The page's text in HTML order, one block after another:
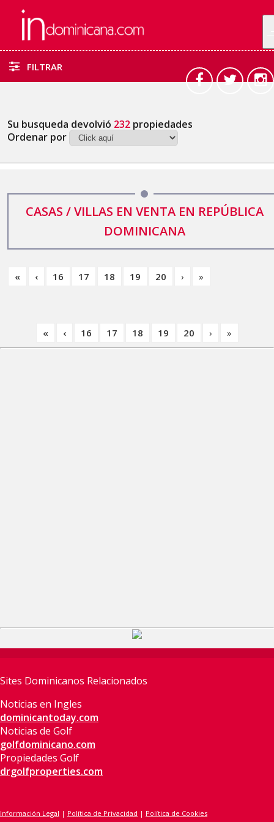
FILTRAR
Su busqueda devolvió 232 propiedades
Ordenar por
CASAS / VILLAS EN VENTA EN REPÚBLICA
DOMINICANA
« ‹ 16 17 18 19 20 › »
« ‹ 16 17 18 19 20 › »
Sites Dominicanos Relacionados
Noticias en Ingles
dominicantoday.com
Noticias de Golf
golfdominicano.com
Propiedades Golf
drgolfproperties.com
Información Legal | Política de Privacidad | Política de Cookies